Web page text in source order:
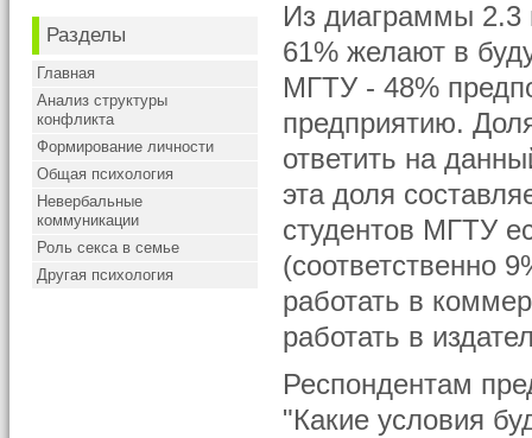
Разделы
Главная
Анализ структуры
конфликта
Формирование личности
Общая психология
Невербальные
коммуникации
Роль секса в семье
Другая психология
Из диаграммы 2.3
61% желают в
МГТУ - 48%
предприятию.
ответить на
эта доля
студентов МГТУ
(соответственно
работать в
работать в
Респондентам
"Какие условия